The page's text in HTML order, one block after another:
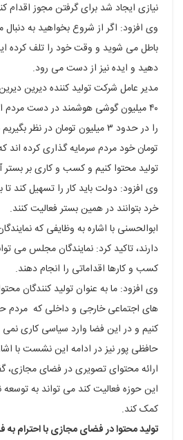
نیازی ایجاد شد برای گرفتن مجوز اقدام
وی افزود: اگر از شروع بخواهید به دنبال
باطل می شوید و وقت خود را تلف کرده
دهید و ایده نیز از دست می رود.
مدیر عامل شرکت تولید کننده دیرین
۴۰ میلیون گوشی هوشمند در دست
تومان خود مردم سرمایه گذاری کرده اند
تولید محتوا کنیم و کسب و کاری بر
وی افزود: دولت باید کار را تسهیل کند
خرد بتوانند در همین بستر فعالیت کنند.
ابوالحسنی با اشاره به وظایفی که
دارند، تاکید کرد: نمایندگان مجلس می
کسب و کارها اقداماتی را انجام دهند.
وی افزود: ما به عنوان تولید کنندگان
های اجتماعی خارجی و داخلی که مردم
کنیم و در این فضا وارد سیاسی کاری
حافظی پور نیز در ادامه این نشست با
ارائه محتوای تصویری در فضای
این حوزه فعالیت کند می تواند به توسعه
کمک کند.
تولید محتوا در فضای مجازی با احترام